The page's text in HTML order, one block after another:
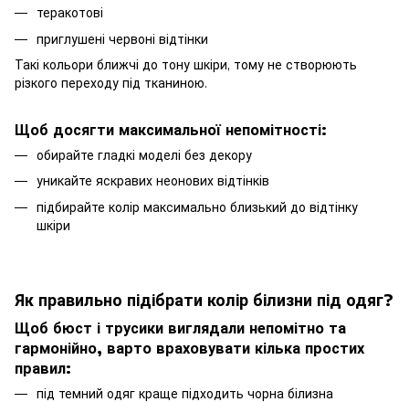
теракотові
приглушені червоні відтінки
Такі кольори ближчі до тону шкіри, тому не створюють
різкого переходу під тканиною.
Щоб досягти максимальної непомітності:
обирайте гладкі моделі без декору
уникайте яскравих неонових відтінків
підбирайте колір максимально близький до відтінку
шкіри
Як правильно підібрати колір білизни під одяг?
Щоб бюст і трусики виглядали непомітно та
гармонійно, варто враховувати кілька простих
правил:
під темний одяг краще підходить чорна білизна